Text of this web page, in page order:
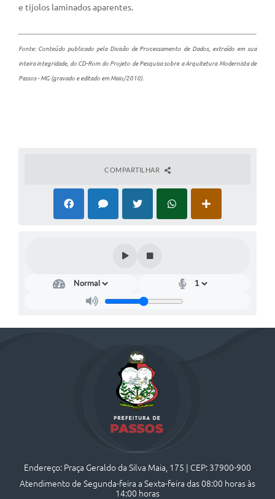
e tijolos laminados aparentes.
Fonte: Conteúdo publicado pela Divisão de Processamento de Dados, extraído em sua
inteira integridade, do CD-Rom do Projeto de Pesquisa sobre a Arquitetura Modernista de
Passos - MG (gravado e editado em Maio/2010).
COMPARTILHAR
Endereço: Praça Geraldo da Silva Maia, 175 | CEP: 37900-900
Atendimento de Segunda-feira a Sexta-feira das 08:00 horas às
14:00 horas